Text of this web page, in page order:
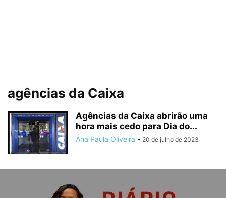
agências da Caixa
Agências da Caixa abrirão uma
hora mais cedo para Dia do...
Ana Paula Oliveira - 20 de julho de 2023